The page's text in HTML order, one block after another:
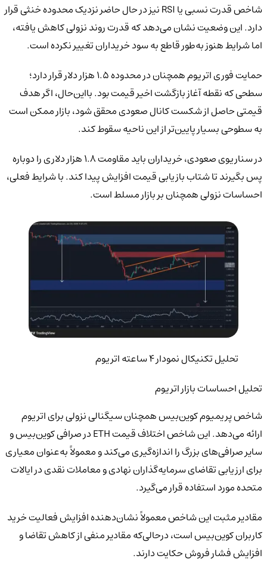
شاخص قدرت نسبی یا RSI نیز در حال حاضر نزدیک محدوده خنثی قرار
دارد. این وضعیت نشان می‌دهد که قدرت روند نزولی کاهش یافته،
اما شرایط هنوز به‌طور قاطع به سود خریداران تغییر نکرده است.
حمایت فوری اتریوم همچنان در محدوده ۱.۵ هزار دلار قرار دارد؛
سطحی که نقطه آغاز بازگشت اخیر قیمت بود. بااین‌حال، اگر هدف
قیمتی حاصل از شکست کانال صعودی محقق شود، بازار ممکن است
به سطوحی بسیار پایین‌تر از این ناحیه سقوط کند.
در سناریوی صعودی، خریداران باید مقاومت ۱.۸ هزار دلاری را دوباره
پس بگیرند تا شتاب بازیابی قیمت افزایش پیدا کند. با شرایط فعلی،
احساسات نزولی همچنان بر بازار مسلط است.
تحلیل تکنیکال نمودار 4 ساعته اتریوم
تحلیل احساسات بازار اتریوم
شاخص پریمیوم کوین‌بیس همچنان سیگنالی نزولی برای اتریوم
ارائه می‌دهد. این شاخص اختلاف قیمت ETH در صرافی کوین‌بیس و
سایر صرافی‌های بزرگ را اندازه‌گیری می‌کند و معمولاً به‌عنوان معیاری
برای ارزیابی تقاضای سرمایه‌گذاران نهادی و معاملات نقدی در ایالات
متحده مورد استفاده قرار می‌گیرد.
مقادیر مثبت این شاخص معمولاً نشان‌دهنده افزایش فعالیت خرید
کاربران کوین‌بیس است، درحالی‌که مقادیر منفی از کاهش تقاضا و
افزایش فشار فروش حکایت دارند.